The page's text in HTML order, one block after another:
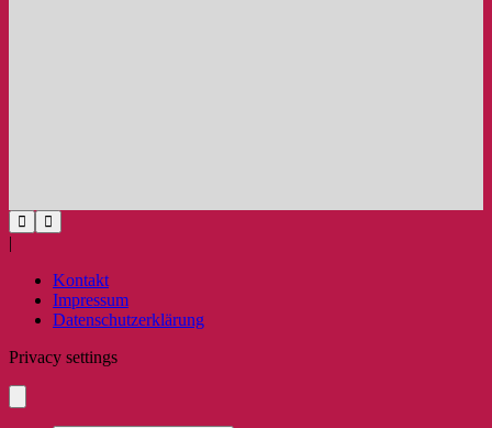
|
Kontakt
Impressum
Datenschutzerklärung
Privacy settings